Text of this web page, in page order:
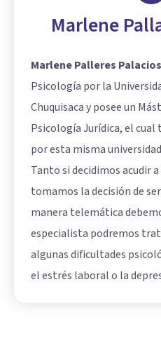
Marlene
Marlene Palleres Palacios
Psicología por la
Chuquisaca y posee un
Psicología Jurídica, el
por esta misma
Tanto si decidimos acudir
tomamos la decisión de
manera telemática
especialista podremos
algunas dificultades
el estrés laboral o la